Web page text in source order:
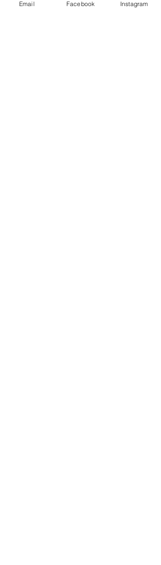
Email Facebook Instagram